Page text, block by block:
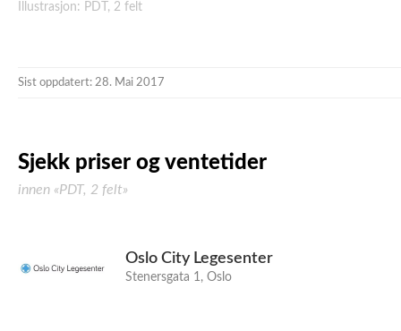
Illustrasjon: PDT, 2 felt
Sist oppdatert: 28. Mai 2017
Sjekk priser og ventetider
innen «PDT, 2 felt»
Oslo City Legesenter
Stenersgata 1, Oslo